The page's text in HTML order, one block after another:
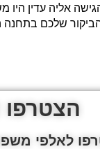
שלכם בתחנה
הצטרפו
לאלפי